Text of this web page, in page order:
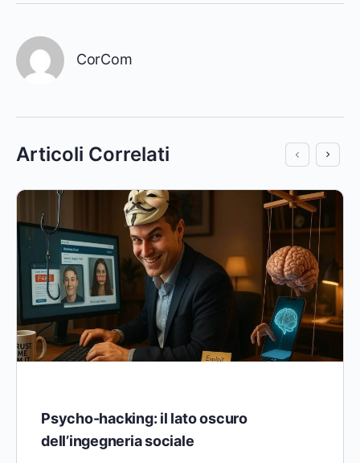
CorCom
Articoli Correlati
Psycho-hacking: il lato oscuro
dell’ingegneria sociale